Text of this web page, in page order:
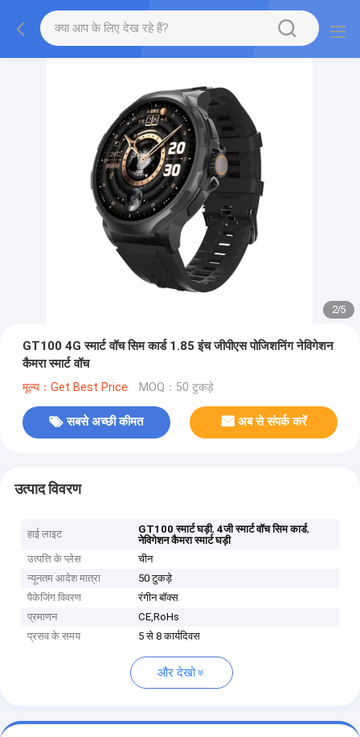
2/5
GT100 4G स्मार्ट वॉच सिम कार्ड 1.85 इंच जीपीएस पोजिशनिंग नेविगेशन
कैमरा स्मार्ट वॉच
मूल्य：Get Best Price MOQ：50 टुकड़े
सबसे अच्छी कीमत अब से संपर्क करें
उत्पाद विवरण
हाई लाइट GT100 स्मार्ट घड़ी,4जी स्मार्ट वॉच सिम कार्ड,
नेविगेशन कैमरा स्मार्ट घड़ी
उत्पत्ति के प्लेस
चीन
न्यूनतम आदेश मात्रा
50 टुकड़े
पैकेजिंग विवरण
रंगीन बॉक्स
प्रमाणन
CE,RoHs
प्रसव के समय
5 से 8 कार्यदिवस
और देखो